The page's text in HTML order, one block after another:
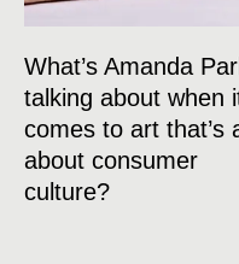
What’s Amanda
talking about when
comes to art that’s
about consumer
culture?